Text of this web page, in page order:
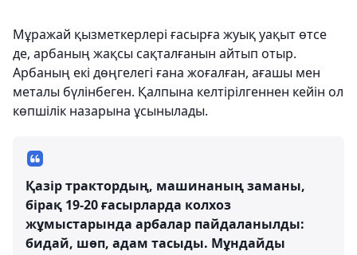
Мұражай қызметкерлері ғасырға жуық уақыт өтсе
де, арбаның жақсы сақталғанын айтып отыр.
Арбаның екі дөңгелегі ғана жоғалған, ағашы мен
металы бүлінбеген. Қалпына келтірілгеннен кейін ол
көпшілік назарына ұсынылады.
Қазір трактордың, машинаның заманы,
бірақ 19-20 ғасырларда колхоз
жұмыстарында арбалар пайдаланылды:
бидай, шөп, адам тасыды. Мұндайды